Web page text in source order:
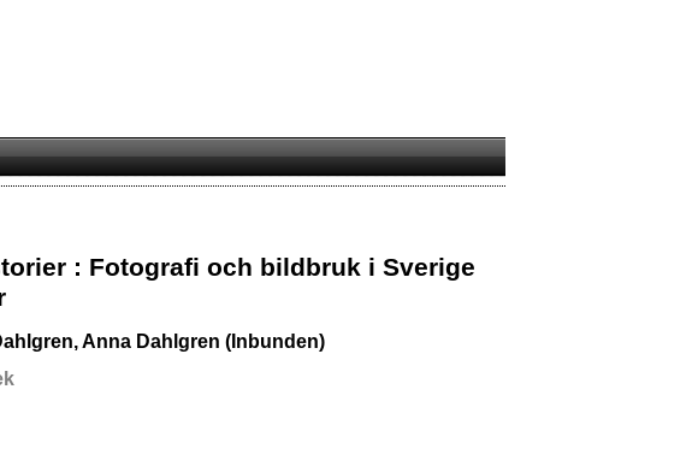
: Fotografi och bildbruk i Sverige
Anna Dahlgren (Inbunden)